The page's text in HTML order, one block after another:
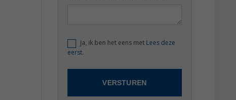
Ja, ik ben het eens met Lees deze
eerst.